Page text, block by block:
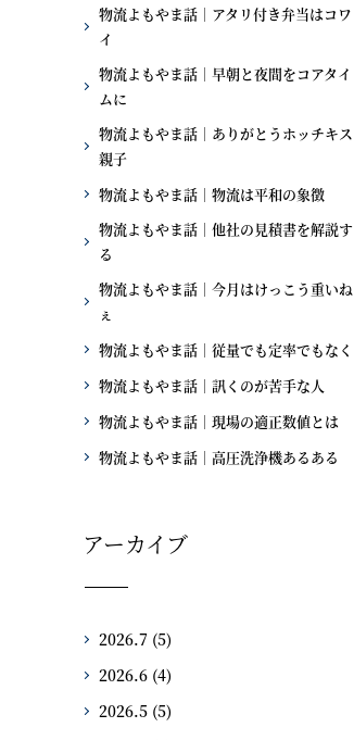
物流よもやま話｜アタリ付き弁当はコワ
イ
物流よもやま話｜早朝と夜間をコアタイ
ムに
物流よもやま話｜ありがとうホッチキス
親子
物流よもやま話｜物流は平和の象徴
物流よもやま話｜他社の見積書を解説す
る
物流よもやま話｜今月はけっこう重いね
ぇ
物流よもやま話｜従量でも定率でもなく
物流よもやま話｜訊くのが苦手な人
物流よもやま話｜現場の適正数値とは
物流よもやま話｜高圧洗浄機あるある
アーカイブ
2026.7 (5)
2026.6 (4)
2026.5 (5)